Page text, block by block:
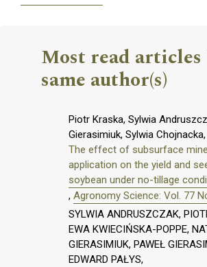
Most read articles
same author(s)
Piotr Kraska, Sylwia
Gierasimiuk, Sylwia Chojnacka,
The effect of subsurface
application on the yield and
soybean under no-tillage
, Agronomy Science: Vol. 77
SYLWIA ANDRUSZCZAK,
EWA KWIECIŃSKA-POPPE,
GIERASIMIUK, PAWEŁ
EDWARD PAŁYS,